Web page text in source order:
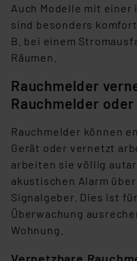
Auch Modelle mit
sind besonders
B. bei einem
Räumen.
Rauchmelder
Rauchmelder
Rauchmelder können
Gerät oder vernetzt
arbeiten sie völlig
akustischen Alarm
Signalgeber. Dies ist
Überwachung
Wohnung.
Vernetzbare